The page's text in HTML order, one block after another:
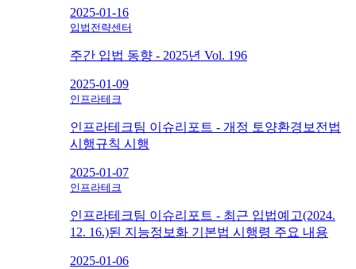
2025-01-16
입법전략센터
주간 입법 동향 - 2025년 Vol. 196
2025-01-09
인프라테크
인프라테크팀 이슈리포트 - 개정 토양환경보전법
시행규칙 시행
2025-01-07
인프라테크
인프라테크팀 이슈리포트 - 최근 입법예고(2024.
12. 16.)된 지능정보화 기본법 시행령 주요 내용
2025-01-06